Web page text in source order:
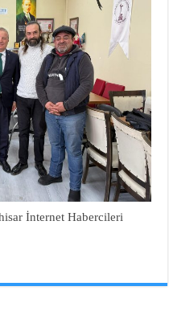
İnternet Habercileri